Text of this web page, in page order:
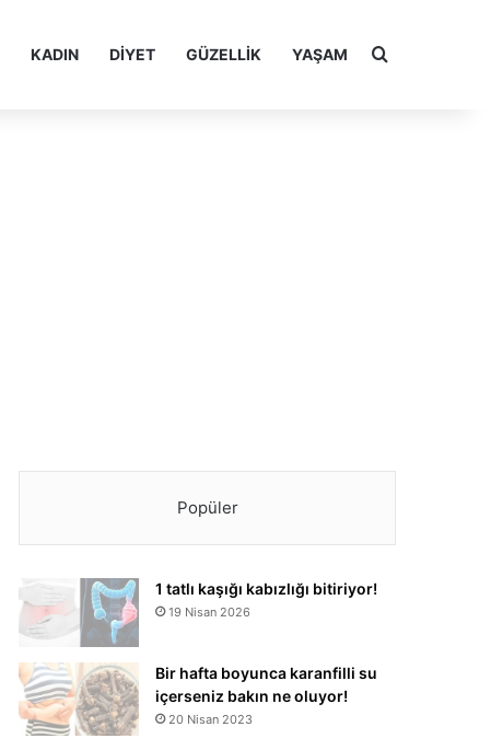
KADIN DIYET GÜZELLIK YAŞAM Arama yap
Popüler
1 tatlı kaşığı kabızlığı bitiriyor!
19 Nisan 2026
Bir hafta boyunca karanfilli su
içerseniz bakın ne oluyor!
20 Nisan 2023